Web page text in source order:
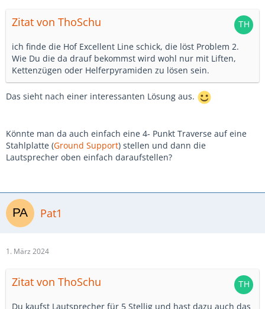
Zitat von ThoSchu
ich finde die Hof Excellent Line schick, die löst Problem 2.
Wie Du die da drauf bekommst wird wohl nur mit Liften,
Kettenzügen oder Helferpyramiden zu lösen sein.
Das sieht nach einer interessanten Lösung aus.
Könnte man da auch einfach eine 4- Punkt Traverse auf eine
Stahlplatte (Ground Support) stellen und dann die
Lautsprecher oben einfach daraufstellen?
Pat1
1. März 2024
Zitat von ThoSchu
Du kaufst Lautsprecher für 5 Stellig und hast dazu auch das